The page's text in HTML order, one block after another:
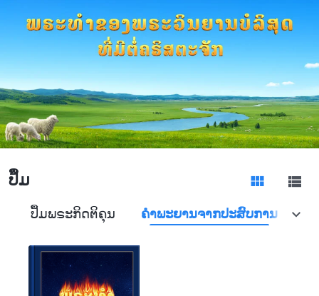
​ປຶ້ມ
ປຶ້ມພຣະກິດຕິຄຸນ ຄຳພະຍານຈາກປະສົບການ